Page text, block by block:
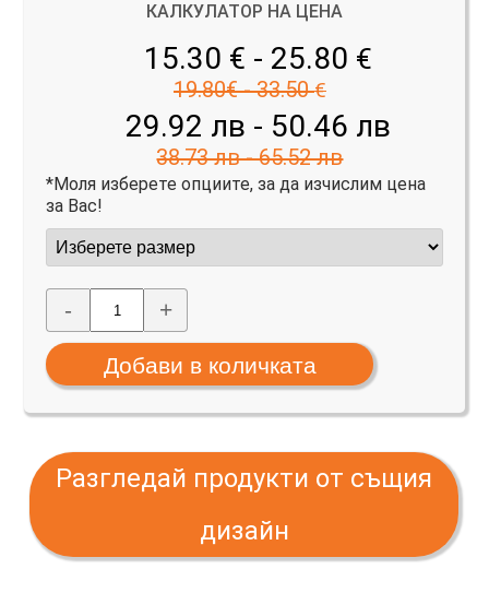
КАЛКУЛАТОР НА ЦЕНА
15.30 € - 25.80 €
19.80€ - 33.50 €
29.92 лв - 50.46 лв
38.73 лв - 65.52 лв
*Моля изберете опциите, за да изчислим цена
за Вас!
- +
Разгледай продукти от същия
дизайн